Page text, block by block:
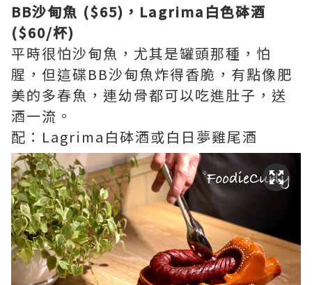
BB沙甸魚 ($65)，Lagrima白色砵酒
($60/杯)
平時很怕沙甸魚，尤其是罐頭那種，怕
腥，但這碟BB沙甸魚炸得香脆，有點像肥
美的多春魚，連幼骨都可以吃進肚子，送
酒一流。
配：Lagrima白砵酒或白日夢雞尾酒